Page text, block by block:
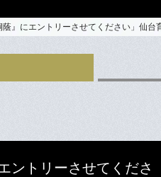
蔭』にエントリーさせてください」仙
ントリーさせてくださ